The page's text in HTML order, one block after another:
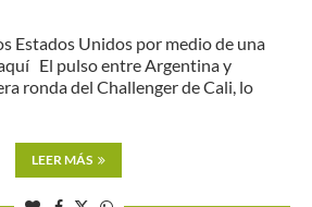
Estados Unidos por medio de una
El pulso entre Argentina y
ronda del Challenger de Cali, lo
LEER MÁS